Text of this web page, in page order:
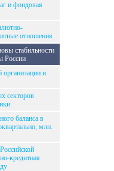
и фондовая
отношения
стабильности
России
организации и
секторов
баланса в
млн.
кредитная